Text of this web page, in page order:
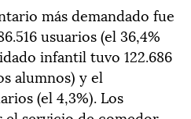
másdemandado fue
usuarios (el 36,4%
infantil tuvo 122.686
alumnos) yel
(el 4,3%). Los